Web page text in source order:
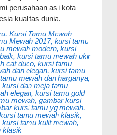
perusahaan asli kota
kualitas dunia.
Kursi Tamu Mewah
Mewah 2017, kursi tamu
mewah modern, kursi
kursi tamu mewah ukir
cat duco, kursi tamu
dan elegan, kursi tamu
mewah dan harganya,
dan meja tamu
elegan, kursi tamu gold
mewah, gambar kursi
kursi tamu yg mewah,
tamu mewah klasik,
tamu kulit mewah,
klasik